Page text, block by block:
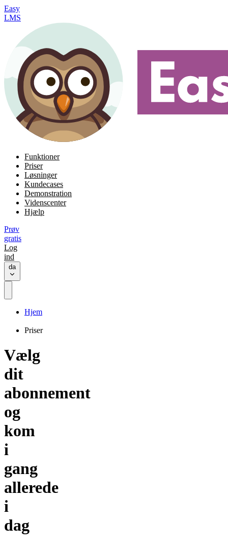
Easy
LMS
Funktioner
Priser
Løsninger
Kundecases
Demonstration
Videnscenter
Hjælp
Prøv
gratis
Log
ind
da
Hjem
Priser
Vælg
dit
abonnement
og
kom
i
gang
allerede
i
dag